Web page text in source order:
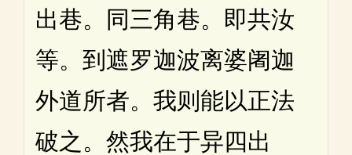
出巷。同三角巷。即共汝
等。到遮罗迦波离婆阇迦
外道所者。我则能以正法
破之。然我在于异四出